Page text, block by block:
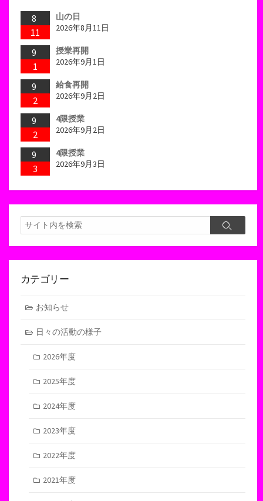
8
11
山の日
2026年8月11日
9
1
授業再開
2026年9月1日
9
2
給食再開
2026年9月2日
9
2
4限授業
2026年9月2日
9
3
4限授業
2026年9月3日
検
索
検
カテゴリー
お知らせ
日々の活動の様子
2026年度
2025年度
2024年度
2023年度
2022年度
2021年度